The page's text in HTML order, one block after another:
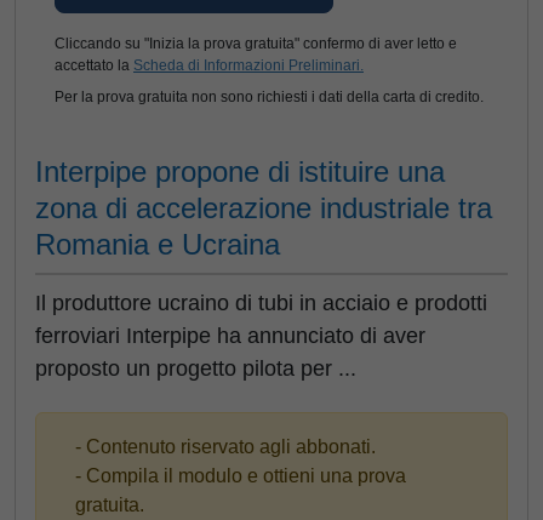
Cliccando su "Inizia la prova gratuita" confermo di aver letto e
accettato la Scheda di Informazioni Preliminari.
Per la prova gratuita non sono richiesti i dati della carta di credito.
Interpipe propone di istituire una
zona di accelerazione industriale tra
Romania e Ucraina
Il produttore ucraino di tubi in acciaio e prodotti
ferroviari Interpipe ha annunciato di aver
proposto un progetto pilota per ...
- Contenuto riservato agli abbonati.
- Compila il modulo e ottieni una prova
gratuita.